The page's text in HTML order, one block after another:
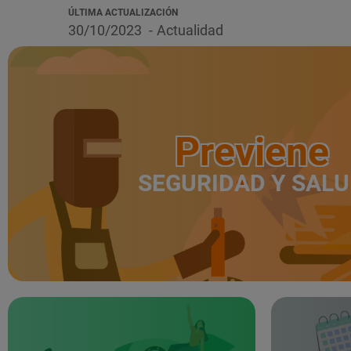
ÚLTIMA ACTUALIZACIÓN
30/10/2023 Actualidad
Previene
SEGURIDAD Y